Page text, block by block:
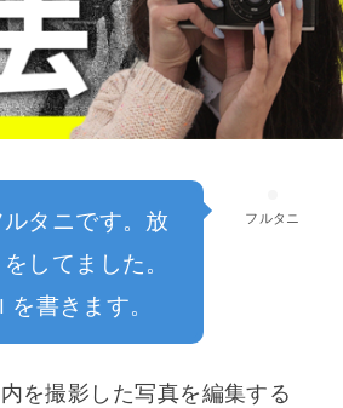
フルタニ
タニです。放
してました。
を書きます。
を撮影した写真を編集する